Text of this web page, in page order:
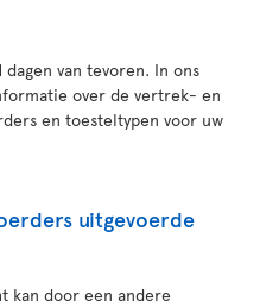
dagen van tevoren. In ons
over de vertrek- en
en toesteltypen voor uw
uitgevoerde
kan door een andere